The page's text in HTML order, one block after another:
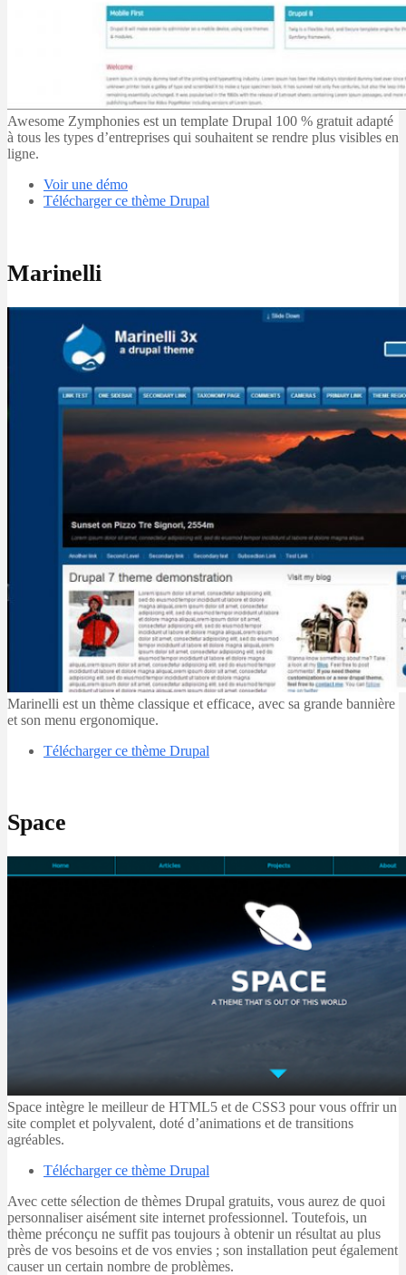
Awesome Zymphonies est un template Drupal 100 % gratuit adapté
à tous les types d’entreprises qui souhaitent se rendre plus visibles en
ligne.
Voir une démo
Télécharger ce thème Drupal
Marinelli
Marinelli est un thème classique et efficace, avec sa grande bannière
et son menu ergonomique.
Télécharger ce thème Drupal
Space
Space intègre le meilleur de HTML5 et de CSS3 pour vous offrir un
site complet et polyvalent, doté d’animations et de transitions
agréables.
Télécharger ce thème Drupal
Avec cette sélection de thèmes Drupal gratuits, vous aurez de quoi
personnaliser aisément site internet professionnel. Toutefois, un
thème préconçu ne suffit pas toujours à obtenir un résultat au plus
près de vos besoins et de vos envies ; son installation peut également
causer un certain nombre de problèmes.